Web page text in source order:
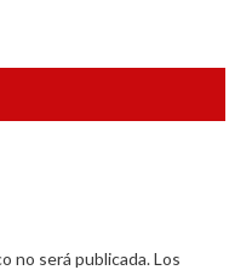
no será publicada. Los